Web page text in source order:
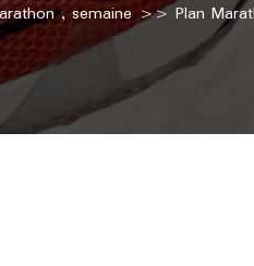
,semaine >> Plan